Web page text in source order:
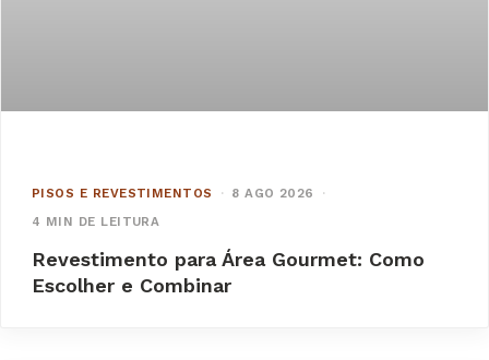
PISOS E REVESTIMENTOS · 8 AGO 2026
·
4 MIN DE LEITURA
Revestimento para Área Gourmet: Como
Escolher e Combinar